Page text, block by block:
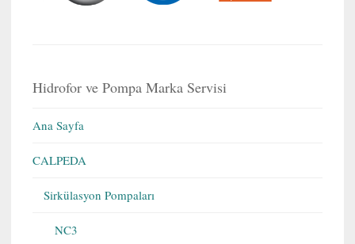
Hidrofor ve Pompa Marka Servisi
Ana Sayfa
CALPEDA
Sirkülasyon Pompaları
NC3